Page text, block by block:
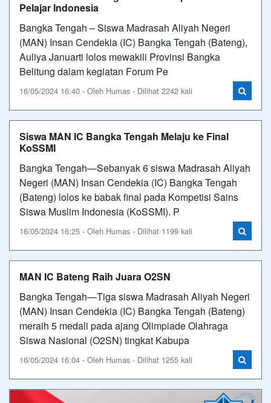
Pelajar Indonesia
Bangka Tengah – Siswa Madrasah Aliyah Negeri
(MAN) Insan Cendekia (IC) Bangka Tengah (Bateng),
Auliya Januarti lolos mewakili Provinsi Bangka
Belitung dalam kegiatan Forum Pe
16/05/2024 16:40 - Oleh Humas - Dilihat 2242 kali
Siswa MAN IC Bangka Tengah Melaju ke Final
KoSSMI
Bangka Tengah—Sebanyak 6 siswa Madrasah Aliyah
Negeri (MAN) Insan Cendekia (IC) Bangka Tengah
(Bateng) lolos ke babak final pada Kompetisi Sains
Siswa Muslim Indonesia (KoSSMI). P
16/05/2024 16:25 - Oleh Humas - Dilihat 1199 kali
MAN IC Bateng Raih Juara O2SN
Bangka Tengah—Tiga siswa Madrasah Aliyah Negeri
(MAN) Insan Cendekia (IC) Bangka Tengah (Bateng)
meraih 5 medali pada ajang Olimpiade Olahraga
Siswa Nasional (O2SN) tingkat Kabupa
16/05/2024 16:04 - Oleh Humas - Dilihat 1255 kali